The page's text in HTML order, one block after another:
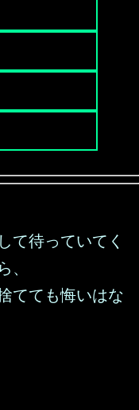
て待っていてく
、
てても悔いはな